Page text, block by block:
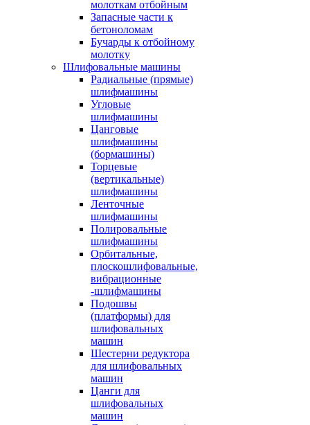
молоткам отбойным
Запасные части к
бетоноломам
Бучарды к отбойному
молотку
Шлифовальные машины
Радиальные (прямые)
шлифмашины
Угловые
шлифмашины
Цанговые
шлифмашины
(бормашины)
Торцевые
(вертикальные)
шлифмашины
Ленточные
шлифмашины
Полировальные
шлифмашины
Орбитальные,
плоскошлифовальные,
вибрационные
-шлифмашины
Подошвы
(платформы) для
шлифовальных
машин
Шестерни редуктора
для шлифовальных
машин
Цанги для
шлифовальных
машин